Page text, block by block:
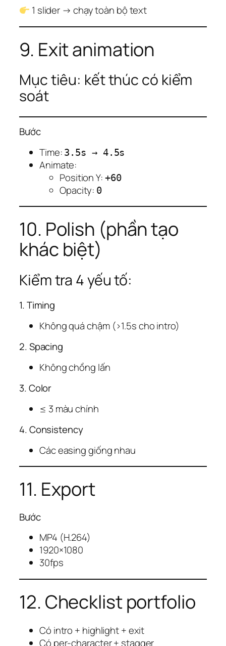
1 slider → chạy toàn bộ text
9. Exit animation
Mục tiêu: kết thúc có kiểm
soát
Bước
Time: 3.5s → 4.5s
Animate:
Position Y: +60
Opacity: 0
10. Polish (phần tạo
khác biệt)
Kiểm tra 4 yếu tố:
1. Timing
Không quá chậm (>1.5s cho intro)
2. Spacing
Không chồng lấn
3. Color
≤ 3 màu chính
4. Consistency
Các easing giống nhau
11. Export
Bước
MP4 (H.264)
1920×1080
30fps
12. Checklist portfolio
Có intro + highlight + exit
Có per-character + stagger